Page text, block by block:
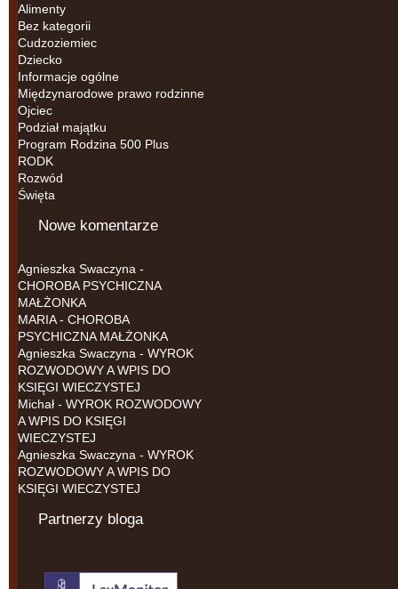
Alimenty
Bez kategorii
Cudzoziemiec
Dziecko
Informacje ogólne
Międzynarodowe prawo rodzinne
Ojciec
Podział majątku
Program Rodzina 500 Plus
RODK
Rozwód
Święta
Nowe komentarze
Agnieszka Swaczyna -
CHOROBA PSYCHICZNA
MAŁŻONKA
MARIA- CHOROBA
PSYCHICZNA MAŁŻONKA
Agnieszka Swaczyna - WYROK
ROZWODOWY A WPIS DO
KSIĘGI WIECZYSTEJ
Michał - WYROK ROZWODOWY
A WPIS DO KSIĘGI
WIECZYSTEJ
Agnieszka Swaczyna - WYROK
ROZWODOWY A WPIS DO
KSIĘGI WIECZYSTEJ
Partnerzy bloga